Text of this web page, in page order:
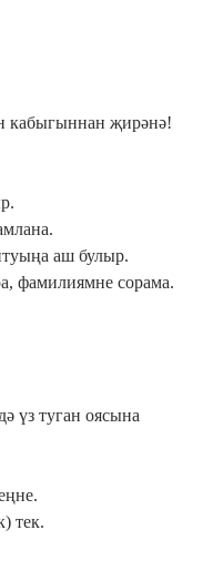
кабыгыннан җирәнә!
аш булыр.
фамилиямне сорама.
үз туган оясына
тек.